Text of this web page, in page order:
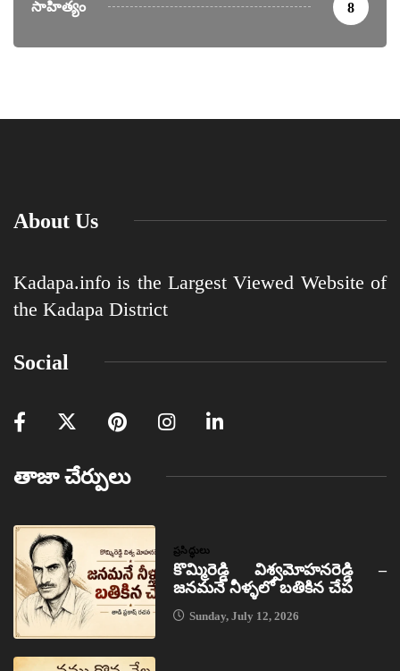
సాహిత్యం 8
About Us
Kadapa.info is the Largest Viewed Website of
the Kadapa District
Social
తాజా చేర్పులు
ప్రసిద్ధులు
కొమ్మిరెడ్డి విశ్వమోహనరెడ్డి –
జనమనే నీళ్ళలో బతికిన చేప
Sunday, July 12, 2026